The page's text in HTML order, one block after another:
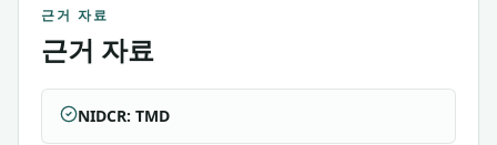
근거 자료
근거 자료
NIDCR: TMD